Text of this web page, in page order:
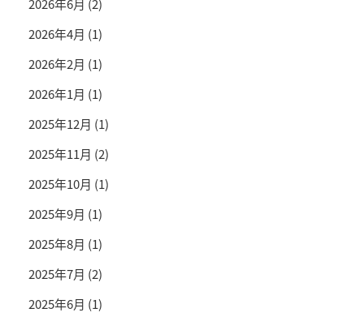
2026年6月 (2)
2026年4月 (1)
2026年2月 (1)
2026年1月 (1)
2025年12月 (1)
2025年11月 (2)
2025年10月 (1)
2025年9月 (1)
2025年8月 (1)
2025年7月 (2)
2025年6月 (1)